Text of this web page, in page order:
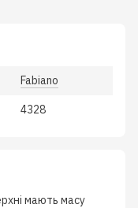
Fabiano
4328
мають масу